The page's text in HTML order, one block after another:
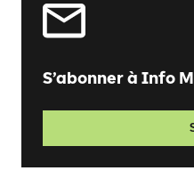
S’abonner à Info